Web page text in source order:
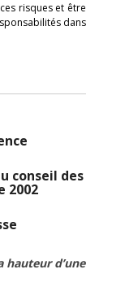
risques et être
dans
conseil des
2002
hauteur d’une